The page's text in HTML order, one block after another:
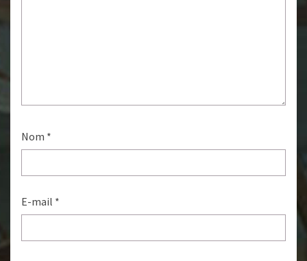
Nom *
E-mail *